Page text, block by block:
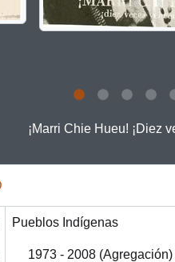
¡Marri Chie Hueu! ¡Diez
Pueblos Indígenas
1973 - 2008 (Agregación)